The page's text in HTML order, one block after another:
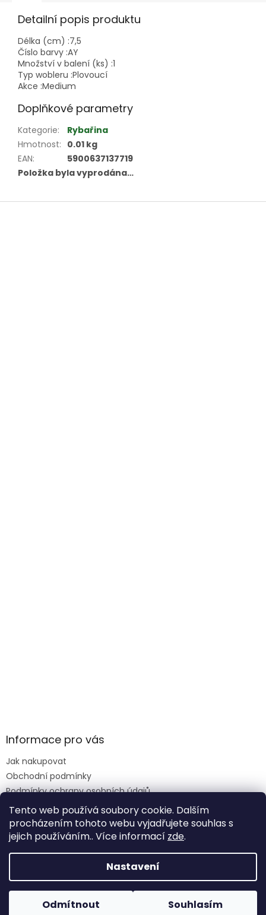
Tento web používá soubory cookie. Dalším
procházením tohoto webu vyjadřujete souhlas s
jejich používáním.. Více informací zde.
Nastavení
Odmítnout Souhlasím
Detailní popis produktu
Délka (cm) :7,5
Číslo barvy :AY
Množství v balení (ks) :1
Typ wobleru :Plovoucí
Akce :Medium
Doplňkové parametry
Kategorie:
Rybařina
Hmotnost: 0.01 kg
EAN:
5900637137719
Položka byla vyprodána…
Z
Informace pro vás
Jak nakupovat
Obchodní podmínky
Podmínky ochrany osobních údajů
Reklamace formulář
Copyright 2026Krmiva Vimperk. Všechna práva
vyhrazena.
Upravit nastavení cookies